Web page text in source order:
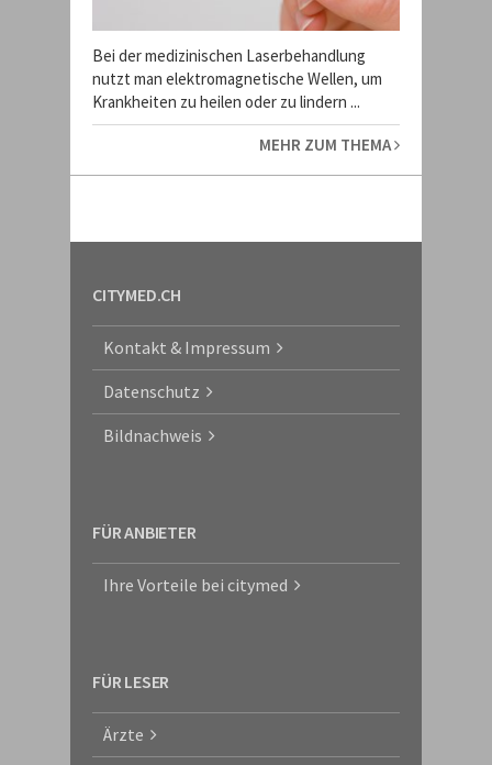
Bei der medizinischen Laserbehandlung
nutzt man elektromagnetische Wellen, um
Krankheiten zu heilen oder zu lindern ...
MEHR ZUM THEMA
CITYMED.CH
Kontakt & Impressum
Datenschutz
Bildnachweis
FÜR ANBIETER
Ihre Vorteile bei citymed
FÜR LESER
Ärzte